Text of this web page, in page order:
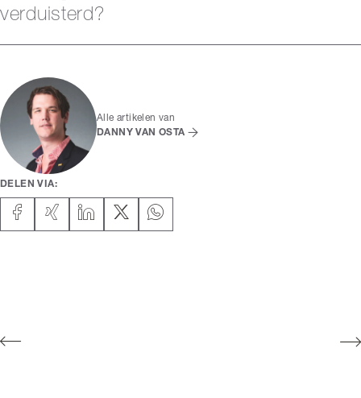
Alle artikelen van
DANNY VAN OSTA
DELEN VIA:
verduisterd?